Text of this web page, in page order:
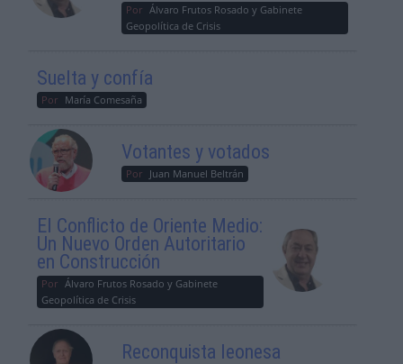
Por Álvaro Frutos Rosado y Gabinete
Geopolítica de Crisis
Suelta y confía
Por María Comesaña
Votantes y votados
Por Juan Manuel Beltrán
El Conflicto de Oriente Medio:
Un Nuevo Orden Autoritario
en Construcción
Por Álvaro Frutos Rosado y Gabinete
Geopolítica de Crisis
Reconquista leonesa